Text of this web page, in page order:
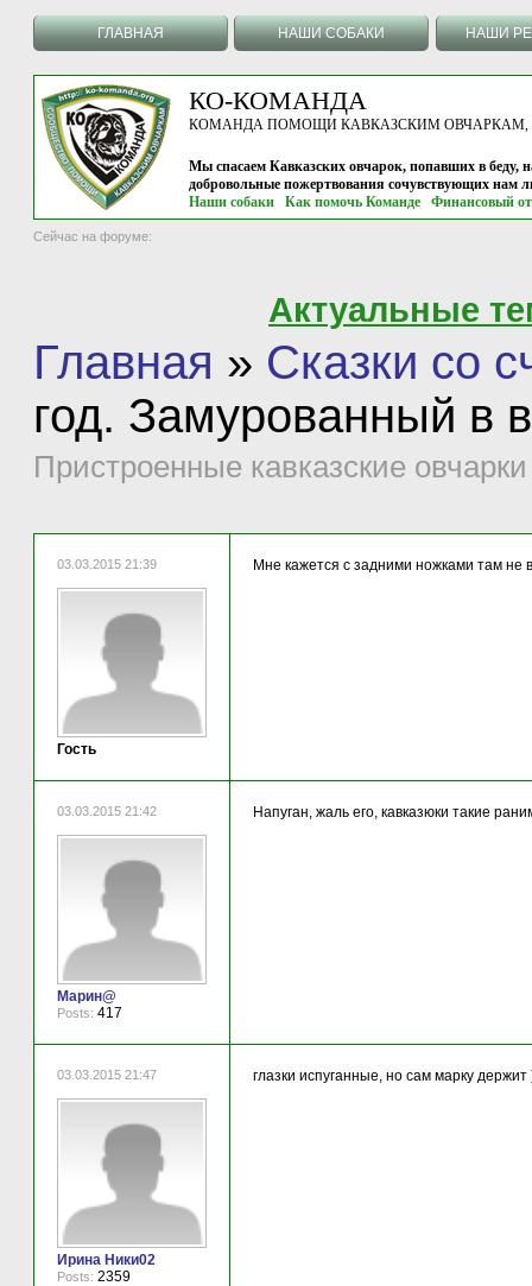
ГЛАВНАЯ НАШИ СОБАКИ НАШИ
КО-КОМАНДА
КОМАНДА ПОМОЩИ КАВКАЗСКИМ ОВЧАРКАМ, г.
Мы спасаем Кавказских овчарок, попавших в беду,
добровольные пожертвования сочувствующих нам
Наши собаки
Как помочь Команде Финансовый
Сейчас на форуме:
Актуальные
Главная » Сказки со
год. Замурованный в
Пристроенные кавказские овчарки
03.03.2015 21:39
Гость
Мне кажется с задними ножками там не
03.03.2015 21:42
Марин@
Posts: 417
Напуган, жаль его, кавказюки такие
03.03.2015 21:47
Ирина Ники02
Posts: 2359
глазки испуганные, но сам марку